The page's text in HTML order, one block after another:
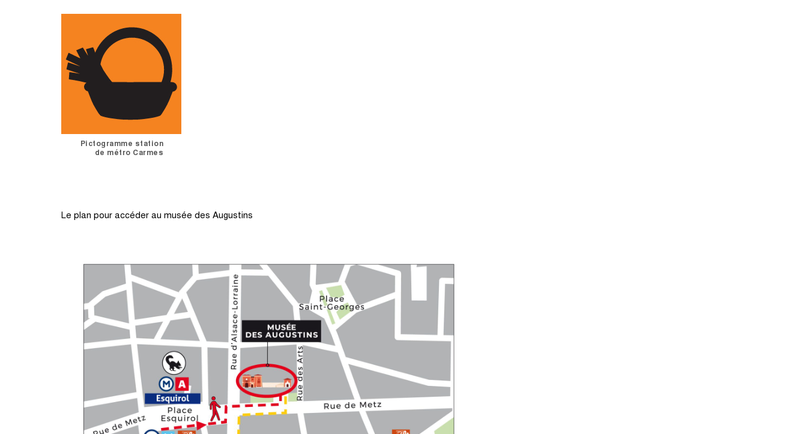
Pictogramme station
de métro Carmes
Le plan pour accéder au musée des Augustins